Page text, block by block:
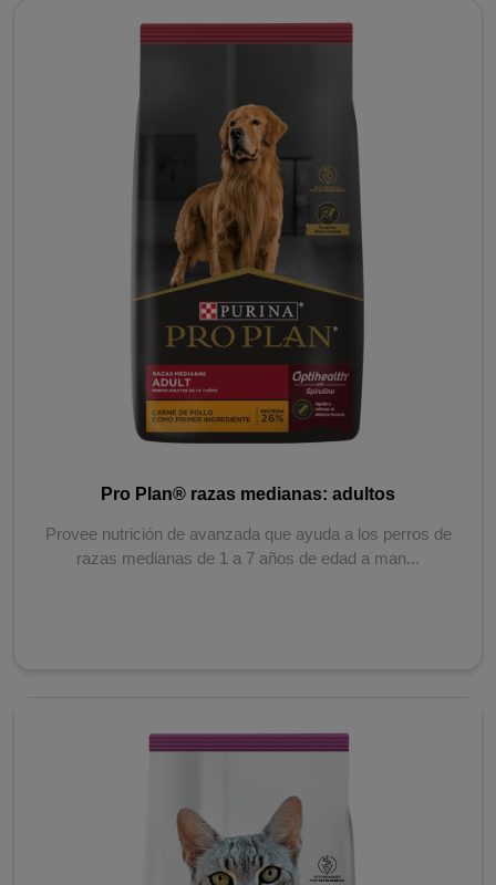
Pro Plan® razas medianas: adultos
Provee nutrición de avanzada que ayuda a los perros de
razas medianas de 1 a 7 años de edad a man...